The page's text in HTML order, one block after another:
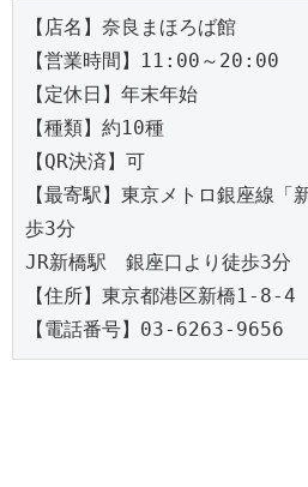
【店名】奈良まほろば館
【営業時間】11:00～20:00
【定休日】年末年始
【種類】約10種
【QR決済】可
【最寄駅】東京メトロ銀座線「
歩3分
JR新橋駅　銀座口より徒歩3分
【住所】東京都港区新橋1-8-4
【電話番号】03-6263-9656